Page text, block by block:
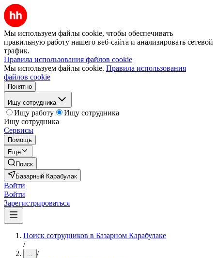
Мы используем файлы cookie, чтобы обеспечивать
правильную работу нашего веб-сайта и анализировать сетевой
трафик.
Правила использования файлов cookie
Мы используем файлы cookie. Правила использования
файлов cookie
Понятно
Ищу сотрудника
Ищу работу
Ищу сотрудника
Ищу сотрудника
Сервисы
Помощь
Ещё
Поиск
Базарный Карабулак
Войти
Войти
Зарегистрироваться
Поиск сотрудников в Базарном Карабулаке
/
... /